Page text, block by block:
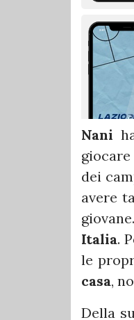
Nani
dei
avere
Italia.
le
casa,
Della